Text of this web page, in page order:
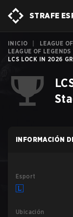
STRAFE
INICIO LEAGUE
LEAGUE OF
LCS LOCK IN 2026
INFORMACIÓN
Esport
Ubicación